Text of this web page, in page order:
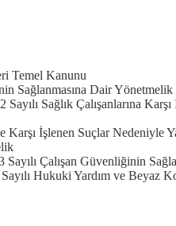
Temel Kanunu
Sağlanmasına Dair Yönetmelik
Sağlık Çalışanlarına
Karşı İşlenen Suçlar Nedeniyle
Sayılı Çalışan Güvenliğinin
Sayılı Hukuki Yardım ve Beyaz